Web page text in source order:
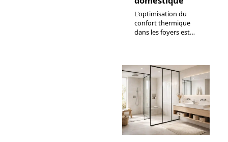
L'optimisation du
confort thermique
dans les foyers est…